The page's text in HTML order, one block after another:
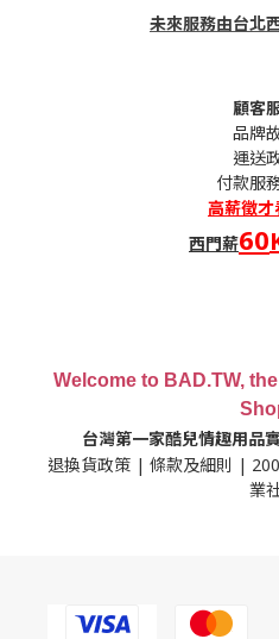
未來服務由台北
顧客
品牌
運送
付款服
高薪徵才
西門薪60
Welcome to BAD.TW,
台灣第一家酷兒情趣用品
退換貨政策| 條款及細則 |
業